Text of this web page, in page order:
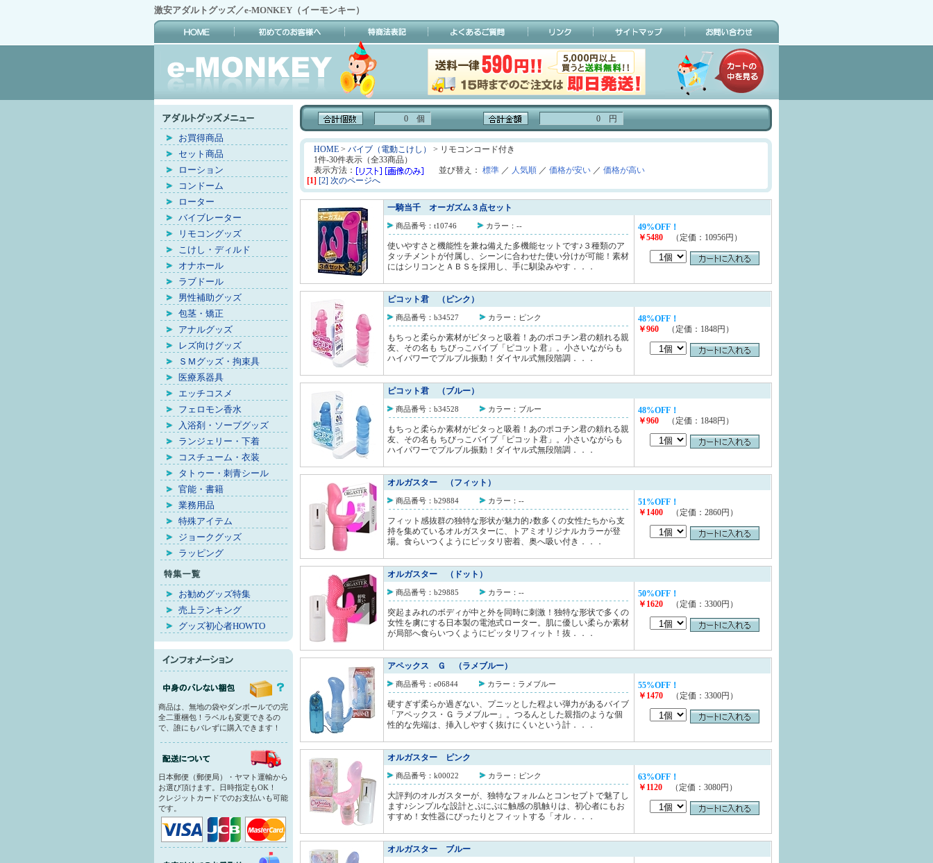
激安アダルトグッズ／e-MONKEY（イーモンキー）
お買得商品
セット商品
ローション
コンドーム
ローター
バイブレーター
リモコングッズ
こけし・ディルド
オナホール
ラブドール
男性補助グッズ
包茎・矯正
アナルグッズ
レズ向けグッズ
ＳＭグッズ・拘束具
医療系器具
エッチコスメ
フェロモン香水
入浴剤・ソープグッズ
ランジェリー・下着
コスチューム・衣装
タトゥー・刺青シール
官能・書籍
業務用品
特殊アイテム
ジョークグッズ
ラッピング
お勧めグッズ特集
売上ランキング
グッズ初心者HOWTO
商品は、無地の袋やダンボールでの完
全二重梱包！ラベルも変更できるの
で、誰にもバレずに購入できます！
日本郵便（郵便局）・ヤマト運輸から
お選び頂けます。日時指定もOK！
クレジットカードでのお支払いも可能
です。
0 個 0 円
HOME > バイブ（電動こけし）
> リモコンコード付き
1件-30件表示（全33商品）
表示方法：
並び替え： 標準 ／ 人気順 ／ 価格が安い ／ 価格が高い
[1] [2] 次のページへ
一騎当千 オーガズム３点セット
商品番号：t10746 カラー：--
使いやすさと機能性を兼ね備えた多機能セットです♪３種類のア
タッチメントが付属し、シーンに合わせた使い分けが可能！素材
にはシリコンとＡＢＳを採用し、手に馴染みやす．．．
49%OFF！
￥5480 （定価：10956円）
ピコット君 （ピンク）
商品番号：b34527 カラー：ピンク
もちっと柔らか素材がピタっと吸着！あのポコチン君の頼れる親
友、その名も ちびっこバイブ「ピコット君」。小さいながらも
ハイパワーでプルブル振動！ダイヤル式無段階調．．．
48%OFF！
￥960 （定価：1848円）
ピコット君 （ブルー）
商品番号：b34528 カラー：ブルー
もちっと柔らか素材がピタっと吸着！あのポコチン君の頼れる親
友、その名も ちびっこバイブ「ピコット君」。小さいながらも
ハイパワーでプルブル振動！ダイヤル式無段階調．．．
48%OFF！
￥960 （定価：1848円）
オルガスター （フィット）
商品番号：b29884 カラー：--
フィット感抜群の独特な形状が魅力的♪数多くの女性たちから支
持を集めているオルガスターに、トアミオリジナルカラーが登
場。食らいつくようにピッタリ密着、奥へ吸い付き．．．
51%OFF！
￥1400 （定価：2860円）
オルガスター （ドット）
商品番号：b29885 カラー：--
突起まみれのボディが中と外を同時に刺激！独特な形状で多くの
女性を虜にする日本製の電池式ローター。肌に優しい柔らか素材
が局部へ食らいつくようにピッタリフィット！抜．．．
50%OFF！
￥1620 （定価：3300円）
アペックス Ｇ （ラメブルー）
商品番号：e06844 カラー：ラメブルー
硬すぎず柔らか過ぎない、プニッとした程よい弾力があるバイブ
「アペックス・Ｇ ラメブルー」。つるんとした親指のような個
性的な先端は、挿入しやすく抜けにくいという計．．．
55%OFF！
￥1470 （定価：3300円）
オルガスター ピンク
商品番号：k00022 カラー：ピンク
大評判のオルガスターが、独特なフォルムとコンセプトで魅了し
ます♪シンプルな設計とぷにぷに触感の肌触りは、初心者にもお
すすめ！女性器にぴったりとフィットする「オル．．．
63%OFF！
￥1120 （定価：3080円）
オルガスター ブルー